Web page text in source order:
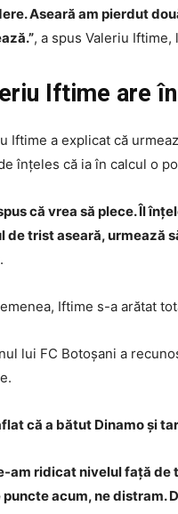
Aseară am pierdut
, a spus Valeriu Iftime,
Iftime are
Iftime a explicat că
înțeles că ia în calcul o
că vrea să plece. Îl
de trist aseară, urmează
Iftime s-a arătat
lui FC Botoșani a
că a bătut Dinamo și
am ridicat nivelul față de
puncte acum, ne distram.